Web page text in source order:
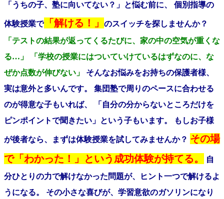
「うちの子、塾に向いてない？」と悩む前に、 個別指導の
体験授業で 「解ける！」
のスイッチを探しませんか？
「テストの結果が返ってくるたびに、家の中の空気が重くな
る…」 「学校の授業にはついていけているはずなのに、な
ぜか点数が伸びない」
そんなお悩みをお持ちの保護者様、
実は意外と多いんです。 集団塾で周りのペースに合わせる
のが得意な子もいれば、 「自分の分からないところだけを
ピンポイントで聞きたい」という子もいます。 もしお子様
が後者なら、まずは体験授業を試してみませんか？ その場
で「わかった！」という成功体験が持てる。
自
分ひとりの力で解けなかった問題が、ヒント一つで解けるよ
うになる。 その小さな喜びが、学習意欲のガソリンになり